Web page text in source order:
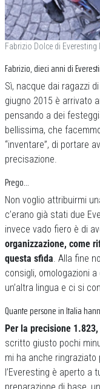
Fabrizio Dolce di Everesting
Fabrizio, dieci anni di
Sì, nacque dai ragazzi di
giugno 2015 è arrivato
pensando a dei
bellissima, che
“inventare”, di portare
precisazione.
Prego…
Non voglio attribuirmi
c’erano già stati due
invece vado fiero è di
organizzazione, come
questa sfida. Alla fine
consigli, omologazioni
un’altra lingua e ci si
Quante persone in Italia
Per la precisione 1.823,
scritto giusto pochi
mi ha anche
l’Everesting è aperto a